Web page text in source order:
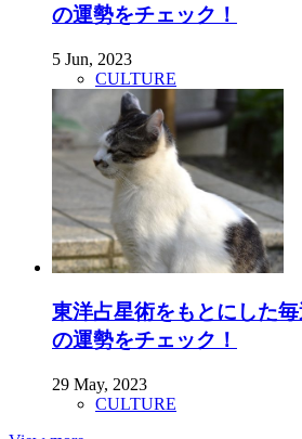
の運勢をチェック！
5 Jun, 2023
CULTURE
東洋占星術をもとにした
の運勢をチェック！
29 May, 2023
CULTURE